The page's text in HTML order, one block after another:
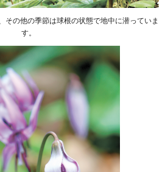
その他の季節は球根の状態で地中に潜っていま
す。